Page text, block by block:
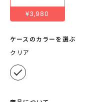
¥3,980
ケースのカラーを選ぶ
クリア